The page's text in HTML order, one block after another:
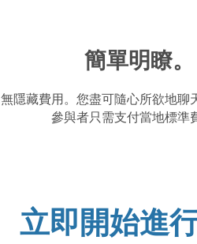
簡單明瞭。
無隱藏費用。您盡可隨心所欲地聊
參與者只需支付當地標準
立即開始進